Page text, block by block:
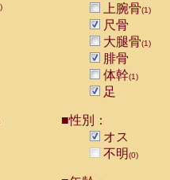
上腕骨(1)
尺骨
大腿骨(1)
腓骨
体幹(1)
足
■性別：
オス
不明(0)